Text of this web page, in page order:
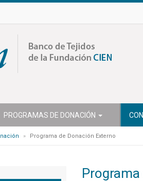
PROGRAMAS DE DONACIÓN
Programa de Donación Externo